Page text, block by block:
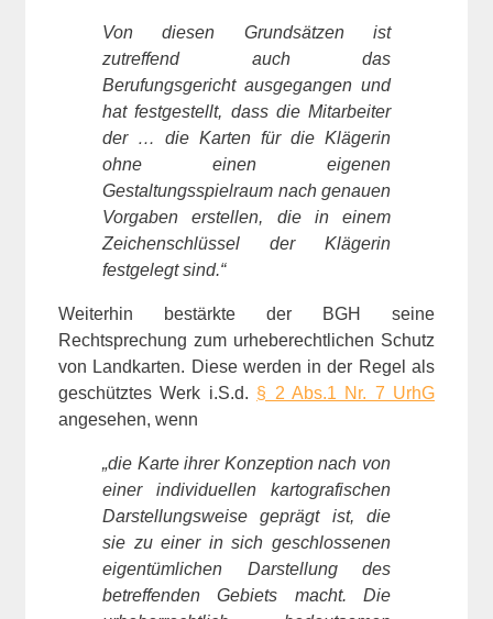
Von diesen Grundsätzen ist
zutreffend auch das
Berufungsgericht ausgegangen und
hat festgestellt, dass die Mitarbeiter
der … die Karten für die Klägerin
ohne einen eigenen
Gestaltungsspielraum nach genauen
Vorgaben erstellen, die in einem
Zeichenschlüssel der Klägerin
festgelegt sind.“
Weiterhin bestärkte der BGH seine
Rechtsprechung zum urheberechtlichen Schutz
von Landkarten. Diese werden in der Regel als
geschütztes Werk i.S.d. § 2 Abs.1 Nr. 7 UrhG
angesehen, wenn
„die Karte ihrer Konzeption nach von
einer individuellen kartografischen
Darstellungsweise geprägt ist, die
sie zu einer in sich geschlossenen
eigentümlichen Darstellung des
betreffenden Gebiets macht. Die